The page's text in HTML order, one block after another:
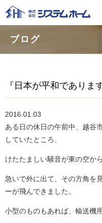
ブログ
『日本が平和でありま
2016.01.03
ある日の休日の午前中、越谷
していたところ、
けたたましい騒音が東の空か
急いで外に出て、その方角を
ーが飛んできました。
小型のものもあれば、輸送機